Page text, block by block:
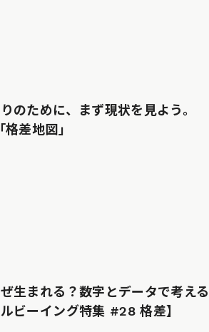
のために、まず現状を見よう。
差地図」
ぜ生まれる？数字とデータで考える
ビーイング特集 #28 格差】